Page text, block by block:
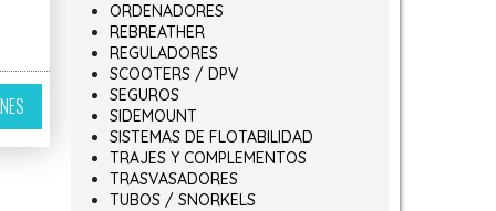
en la página de producto
Las opciones se pueden elegir en la página de producto
Este producto tiene múltiples variantes. Las opciones se pueden
ORDENADORES
REBREATHER
REGULADORES
SCOOTERS / DPV
SEGUROS
SIDEMOUNT
SISTEMAS DE FLOTABILIDAD
TRAJES Y COMPLEMENTOS
TRASVASADORES
TUBOS / SNORKELS